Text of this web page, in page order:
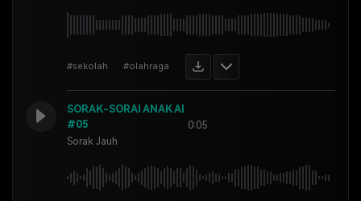
#sekolah #olahraga
SORAK-SORAI ANAK AI
#05
Sorak Jauh
0:05